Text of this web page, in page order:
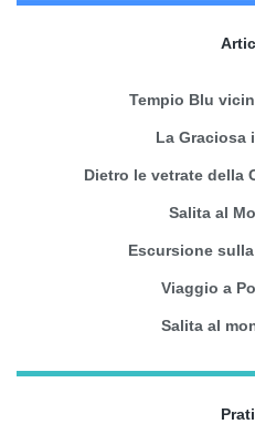
Tempio Blu
La Graciosa
Dietro le vetrate della
Salita al
Escursione
Viaggio a
Salita al